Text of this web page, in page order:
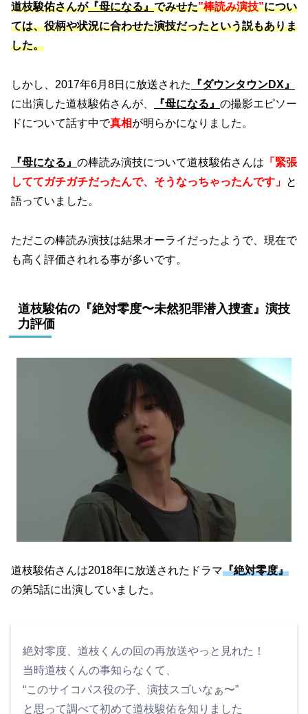
道枝駿佑さんが『母になる』でみせた”棒読み演技”につい
ては、役柄や状況に合わせた演技だったという説もありま
した。
しかし、2017年6月8日に放送された
『ダウンタウンDX』
に出演した道枝駿佑さんが、
『母になる』 の撮影エピソー
ドについて話す中で真相が明らかになりました。
『母になる』 の棒読み演技について道枝駿佑さんは 「緊張
しててガチガチだったんで、そうなっちゃったんです」 と
語っていました。
ただこの棒読み演技は結果オーライだったようで、現在で
も高く評価されれる事が多いです。
道枝駿佑の『絶対零度〜未然犯罪潜入捜査』演技
力評価
道枝駿佑さんは2018年に放送されたドラマ『絶対零度』
の第5話に出演していました。
絶対零度、道枝くんの回の再放送やっと見れた！
当時道枝くんの事知らなくて、
“このサイコパス役の子、演技スゴいなぁ〜”
と思って調べて初めて道枝駿佑を知りました